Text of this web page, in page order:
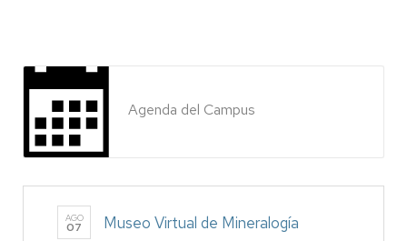
Agenda del Campus
AGO
07 Museo Virtual de Mineralogía